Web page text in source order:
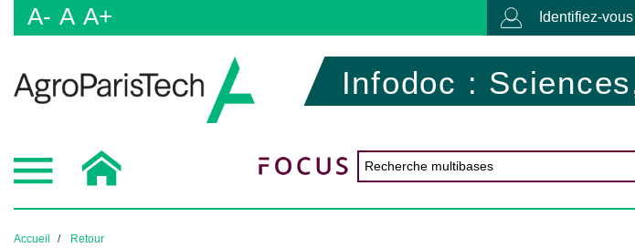
A- A A+ Identifiez-
Infodoc :
Accueil Retour